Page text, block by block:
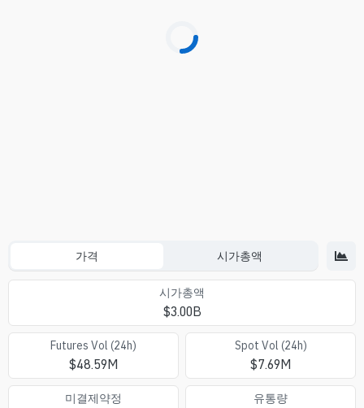
가격 시가총액
시가총액
$3.00B
Futures Vol (24h)
$48.59M
Spot Vol (24h)
$7.69M
미결제약정 유통량